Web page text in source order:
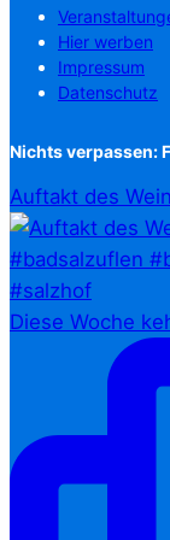
Hier werben
Impressum
Datenschutz
Nichts verpassen:
Auftakt des
Diese Woche